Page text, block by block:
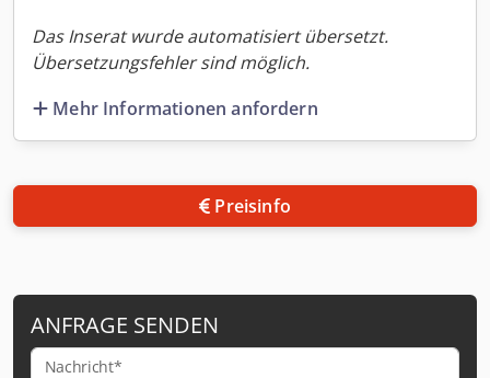
Das Inserat wurde automatisiert übersetzt.
Übersetzungsfehler sind möglich.
Mehr Informationen anfordern
Preisinfo
ANFRAGE SENDEN
Nachricht*